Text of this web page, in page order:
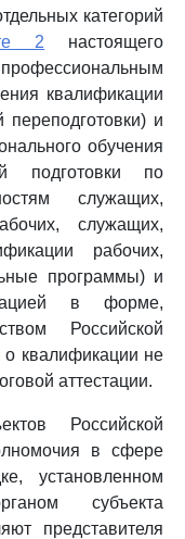
категорий
2 настоящего
квалификации
и
обучения
подготовки по
служащих,
служащих,
рабочих,
программы) и
в форме,
Российской
квалификации не
аттестации.
Российской
в сфере
установленном
субъекта
представителя